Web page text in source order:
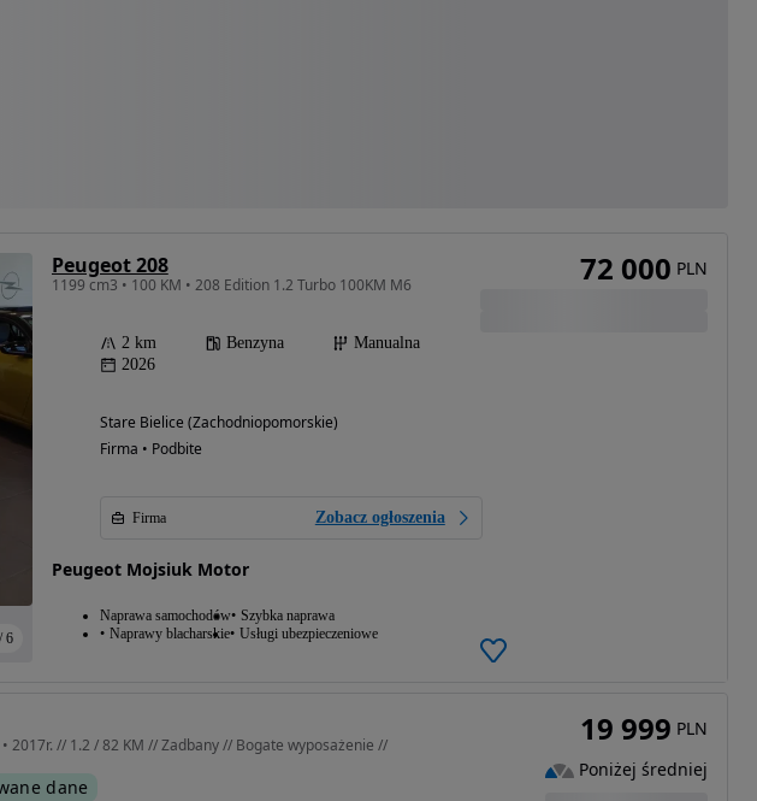
/ 6
Peugeot 208
1199 cm3 • 100 KM • 208 Edition 1.2 Turbo 100KM M6
2 km Benzyna
Manualna
2026
Stare Bielice (Zachodniopomorskie)
Firma • Podbite
Firma Zobacz ogłoszenia
Peugeot Mojsiuk Motor
Naprawa samochodów Szybka naprawa
Naprawy blacharskie Usługi ubezpieczeniowe
72 000 PLN
2017r. // 1.2 / 82 KM // Zadbany // Bogate wyposażenie //
dane
19 999 PLN
Poniżej średniej